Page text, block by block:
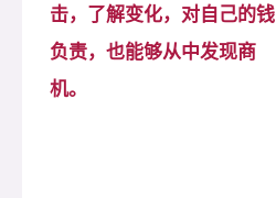
击，了解变化，对自己的钱
负责，也能够从中发现商
机。